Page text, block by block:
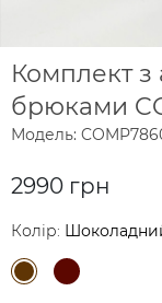
Комплект з
брюками
Модель:
2990 грн
Колір: